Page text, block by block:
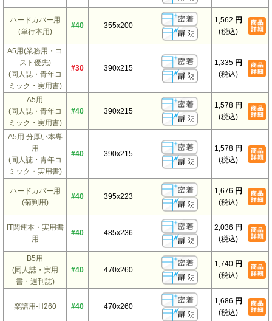
ハードカバー用
(単行本用)
#40 355x200
1,562 円
(税込)
A5用(業務用・コ
スト優先)
(同人誌・青年コ
ミック・実用書)
#30 390x215
1,335 円
(税込)
A5用
(同人誌・青年コ
ミック・実用書)
#40 390x215
1,578 円
(税込)
A5用 分厚い本専
用
(同人誌・青年コ
ミック・実用書)
#40 390x215
1,578 円
(税込)
ハードカバー用
(菊判用)
#40 395x223
1,676 円
(税込)
IT関連本・実用書
用
#40 485x236
2,036 円
(税込)
B5用
(同人誌・実用
書・週刊誌)
#40 470x260
1,740 円
(税込)
楽譜用-H260 #40 470x260
1,686 円
(税込)